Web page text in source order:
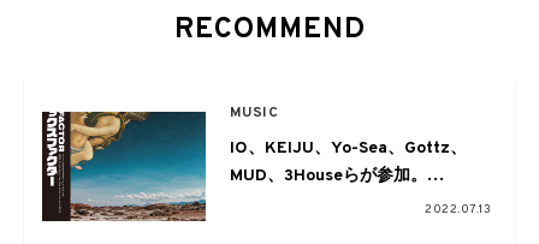
RECOMMEND
MUSIC
IO、KEIJU、Yo-Sea、Gottz、
MUD、3Houseらが参加。
AOTLのコンピレーション『X-2022.07.13